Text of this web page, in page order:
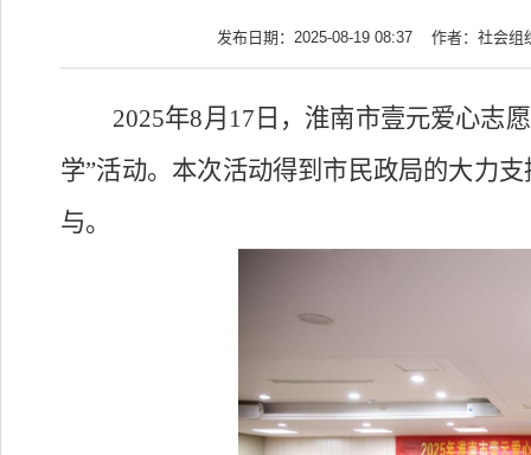
发布日期：2025-08-19 08:37 作者：社会组
2025年8月17日，淮南市壹元爱心志
学”活动。本次活动得到市民政局的大力
与。